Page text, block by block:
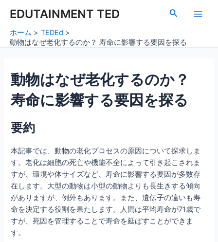
EDUTAINMENT TED
検
Main
ホーム
TEDEd
動物はなぜ老化するのか？ 寿命に影響する要因を探る
動物はなぜ老化するのか？
寿命に影響する要因を探る
要約
本記事では、動物の老化プロセスの原因について探求しま
す。老化は細胞の死亡や機能不全によって引き起こされま
すが、環境や体サイズなど、寿命に影響する要因が多数存
在します。大型の動物は小型の動物よりも長生きする傾向
がありますが、例外もあります。また、遺伝子の違いも寿
命を決定する役割を果たします。人間は平均寿命が71歳で
すが、死因を管理することで寿命を延ばすことができま
す。
navigation